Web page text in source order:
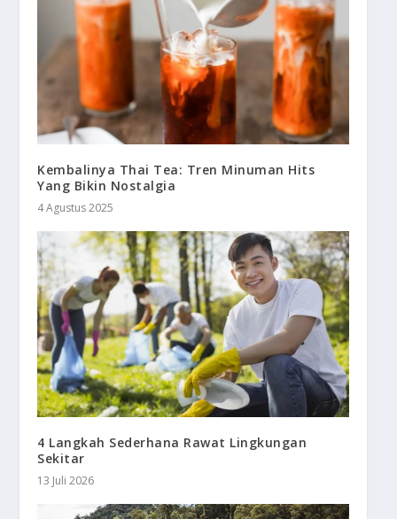
Kembalinya Thai Tea: Tren Minuman Hits
Yang Bikin Nostalgia
4 Agustus 2025
4 Langkah Sederhana Rawat Lingkungan
Sekitar
13 Juli 2026